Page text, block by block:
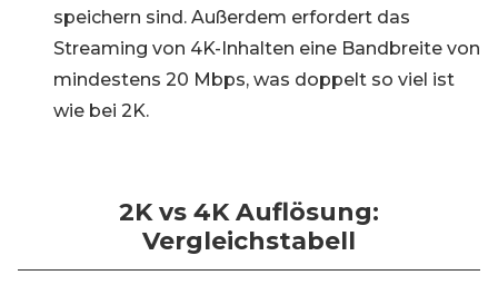
speichern sind. Außerdem erfordert das
Streaming von 4K-Inhalten eine Bandbreite von
mindestens 20 Mbps, was doppelt so viel ist
wie bei 2K.
2K vs 4K Auflösung:
Vergleichstabell